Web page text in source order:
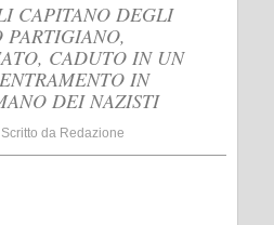
CAPITANO DEGLI
CADUTO IN UN
IN
DEI NAZISTI
Scritto da Redazione